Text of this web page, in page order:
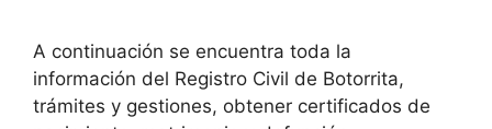
A continuación se encuentra toda la
información del Registro Civil de Botorrita,
trámites y gestiones, obtener certificados de